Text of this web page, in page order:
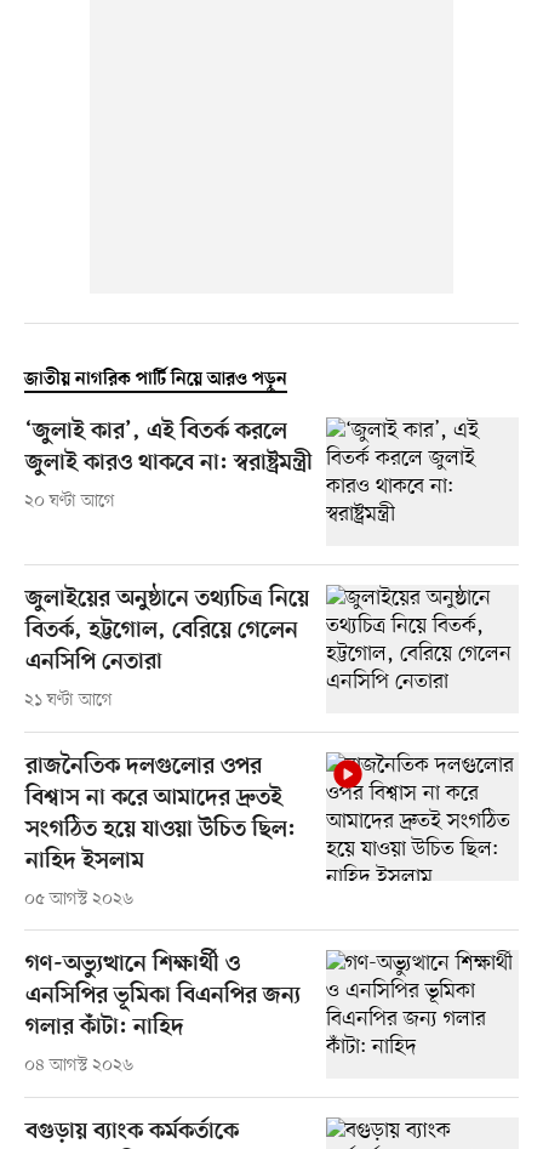
জাতীয় নাগরিক পার্টি নিয়ে আরও পড়ুন
‘জুলাই কার’, এই বিতর্ক করলে
জুলাই কারও থাকবে না: স্বরাষ্ট্রমন্ত্রী
২০ ঘণ্টা আগে
জুলাইয়ের অনুষ্ঠানে তথ্যচিত্র নিয়ে
বিতর্ক, হট্টগোল, বেরিয়ে গেলেন
এনসিপি নেতারা
২১ ঘণ্টা আগে
রাজনৈতিক দলগুলোর ওপর
বিশ্বাস না করে আমাদের দ্রুতই
সংগঠিত হয়ে যাওয়া উচিত ছিল:
নাহিদ ইসলাম
০৫ আগস্ট ২০২৬
গণ-অভ্যুত্থানে শিক্ষার্থী ও
এনসিপির ভূমিকা বিএনপির জন্য
গলার কাঁটা: নাহিদ
০৪ আগস্ট ২০২৬
বগুড়ায় ব্যাংক কর্মকর্তাকে